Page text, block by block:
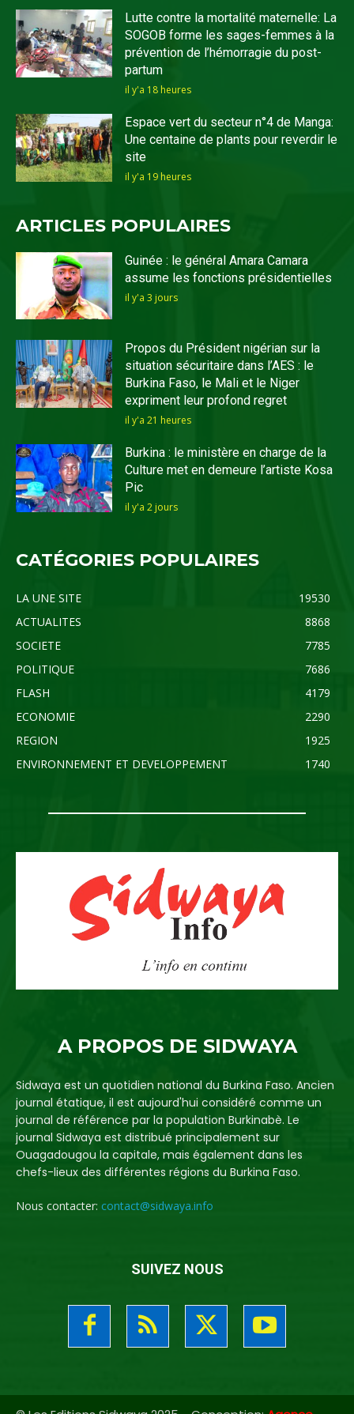
Lutte contre la mortalité maternelle: La
SOGOB forme les sages-femmes à la
prévention de l’hémorragie du post-
partum
il y'a 18 heures
Espace vert du secteur n°4 de Manga:
Une centaine de plants pour reverdir le
site
il y'a 19 heures
ARTICLES POPULAIRES
Guinée : le général Amara Camara
assume les fonctions présidentielles
il y'a 3 jours
Propos du Président nigérian sur la
situation sécuritaire dans l’AES : le
Burkina Faso, le Mali et le Niger
expriment leur profond regret
il y'a 21 heures
Burkina : le ministère en charge de la
Culture met en demeure l’artiste Kosa
Pic
il y'a 2 jours
CATÉGORIES POPULAIRES
LA UNE SITE
19530
ACTUALITES
8868
SOCIETE
7785
POLITIQUE
7686
FLASH
4179
ECONOMIE
2290
REGION
1925
ENVIRONNEMENT ET DEVELOPPEMENT
1740
A PROPOS DE SIDWAYA
Sidwaya est un quotidien national du Burkina Faso. Ancien
journal étatique, il est aujourd'hui considéré comme un
journal de référence par la population Burkinabè. Le
journal Sidwaya est distribué principalement sur
Ouagadougou la capitale, mais également dans les
chefs-lieux des différentes régions du Burkina Faso.
Nous contacter: contact@sidwaya.info
SUIVEZ NOUS